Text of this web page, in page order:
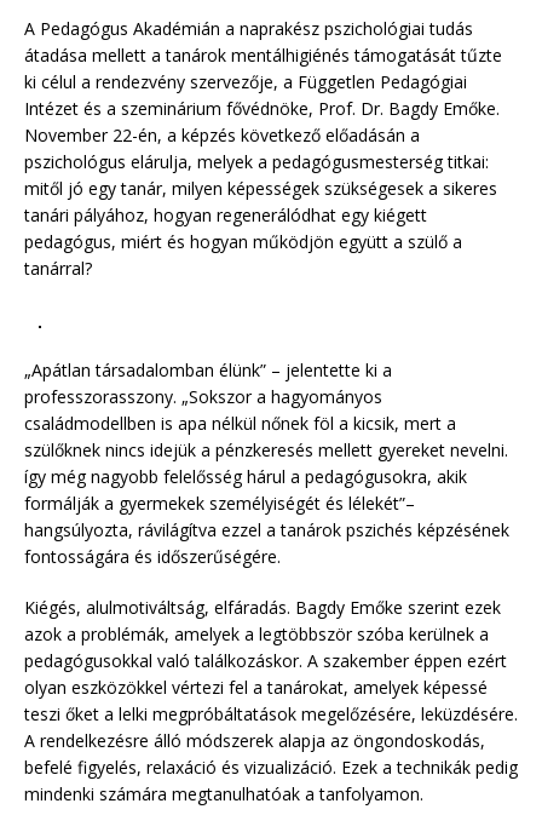
A Pedagógus Akadémián a naprakész pszichológiai tudás
átadása mellett a tanárok mentálhigiénés támogatását tűzte
ki célul a rendezvény szervezője, a Független Pedagógiai
Intézet és a szeminárium fővédnöke, Prof. Dr. Bagdy Emőke.
November 22-én, a képzés következő előadásán a
pszichológus elárulja, melyek a pedagógusmesterség titkai:
mitől jó egy tanár, milyen képességek szükségesek a sikeres
tanári pályához, hogyan regenerálódhat egy kiégett
pedagógus, miért és hogyan működjön együtt a szülő a
tanárral?
„Apátlan társadalomban élünk” – jelentette ki a
professzorasszony. „Sokszor a hagyományos
családmodellben is apa nélkül nőnek föl a kicsik, mert a
szülőknek nincs idejük a pénzkeresés mellett gyereket nevelni.
így még nagyobb felelősség hárul a pedagógusokra, akik
formálják a gyermekek személyiségét és lélekét”–
hangsúlyozta, rávilágítva ezzel a tanárok pszichés képzésének
fontosságára és időszerűségére.
Kiégés, alulmotiváltság, elfáradás. Bagdy Emőke szerint ezek
azok a problémák, amelyek a legtöbbször szóba kerülnek a
pedagógusokkal való találkozáskor. A szakember éppen ezért
olyan eszközökkel vértezi fel a tanárokat, amelyek képessé
teszi őket a lelki megpróbáltatások megelőzésére, leküzdésére.
A rendelkezésre álló módszerek alapja az öngondoskodás,
befelé figyelés, relaxáció és vizualizáció. Ezek a technikák pedig
mindenki számára megtanulhatóak a tanfolyamon.